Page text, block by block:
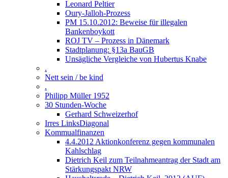
Leonard Peltier
Oury-Jalloh-Prozess
PM 15.10.2012: Beweise für illegalen
Bankenboykott
ROJ TV – Prozess in Dänemark
Stadtplanung: §13a BauGB
Unsägliche Vergleiche von Hubertus Knabe
.
Nett sein / be kind
.
Philipp Müller 1952
30 Stunden-Woche
Gerhard Schweizerhof
Irres LinksDiagonal
Kommualfinanzen
4.4.2012 Aktionkonferenz gegen kommunalen
Kahlschlag
Dietrich Keil zum Teilnahmeantrag der Stadt am
Stärkungspakt NRW